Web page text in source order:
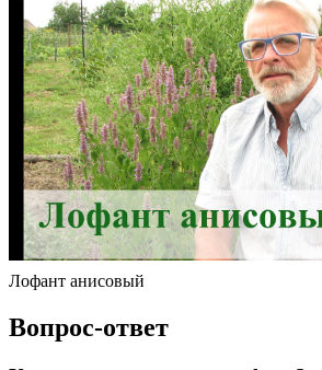
Лофант анисовый
Вопрос-ответ